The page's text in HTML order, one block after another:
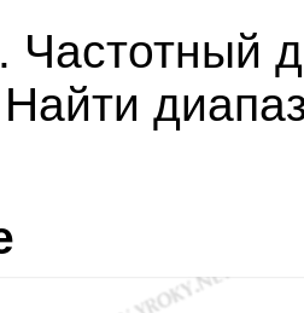
Частотный